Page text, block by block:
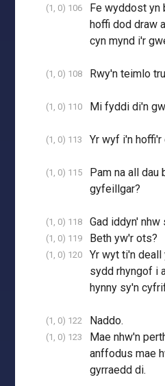
(1, 0) 106
Fe wyddost yn
hoffi dod draw
cyn mynd i'r
(1, 0) 108 Rwy'n teimlo
(1, 0) 110 Mi fyddi di'n
(1, 0) 113 Yr wyf i'n hoffi'r
(1, 0) 115
Pam na all dau
gyfeillgar?
(1, 0) 118 Gad iddyn' nhw
(1, 0) 119 Beth yw'r ots?
(1, 0) 120
Yr wyt ti'n deall
sydd rhyngof i
hynny sy'n
(1, 0) 122 Naddo.
(1, 0) 123
Mae nhw'n
anffodus mae
gyrraedd di.